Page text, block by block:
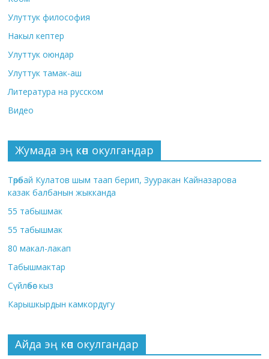
Улуттук философия
Накыл кептер
Улуттук оюндар
Улуттук тамак-аш
Литература на русском
Видео
Жумада эң көп окулгандар
Төрөбай Кулатов шым таап берип, Зууракан Кайназарова
казак балбанын жыкканда
55 табышмак
55 табышмак
80 макал-лакап
Табышмактар
Сүйлөбөс кыз
Карышкырдын камкордугу
Айда эң көп окулгандар